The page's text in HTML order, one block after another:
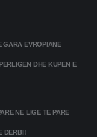
GARA EVROPIANE
DHE KUPËN E
NË LIGË TË PARË
DERBI!